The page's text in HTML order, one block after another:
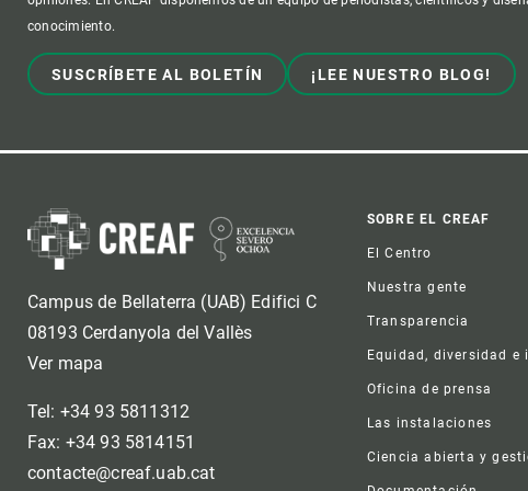
conocimiento.
SUSCRÍBETE AL BOLETÍN ¡LEE NUESTRO BLOG!
Campus de Bellaterra (UAB) Edifici C
08193 Cerdanyola del Vallès
Ver mapa
Tel: +34 93 5811312
Fax: +34 93 5814151
contacte@creaf.uab.cat
Footer
SOBRE EL CREAF
El Centro
Nuestra gente
Transparencia
Equidad, diversidad e
Oficina de prensa
Las instalaciones
Ciencia abierta y